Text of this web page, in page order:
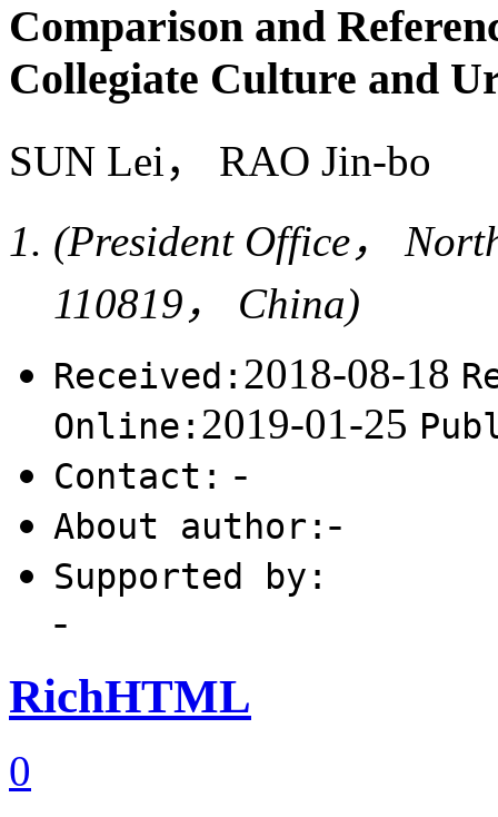
Comparison and
Collegiate Culture and
SUN Lei， RAO Jin-bo
(President Office，
110819， China)
Received: 2018-08-18
Online: 2019-01-25
Contact: -
About author: -
Supported by:
-
RichHTML
0